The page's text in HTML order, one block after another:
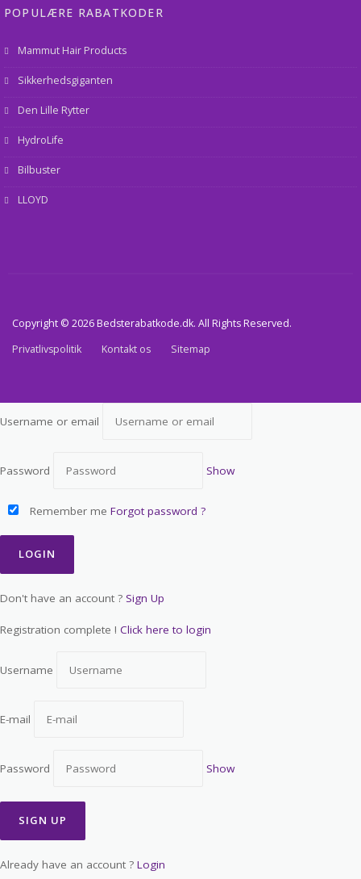
POPULÆRE RABATKODER
Mammut Hair Products
Sikkerhedsgiganten
Den Lille Rytter
HydroLife
Bilbuster
LLOYD
Copyright © 2026 Bedsterabatkode.dk. All Rights Reserved.
Privatlivspolitik
Kontakt os Sitemap
Username or email
Password Show
Remember me Forgot password ?
Don't have an account ? Sign Up
Registration complete ! Click here to login
Username
E-mail
Password Show
Already have an account ? Login